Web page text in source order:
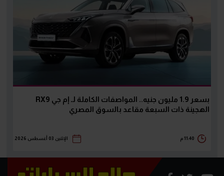
بسعر 1.9 مليون جنيه.. المواصفات الكاملة لـ إم جي RX9
الهجينة ذات السبعة مقاعد بالسوق المصري
11:40 م الإثنين 03 أغسطس 2026